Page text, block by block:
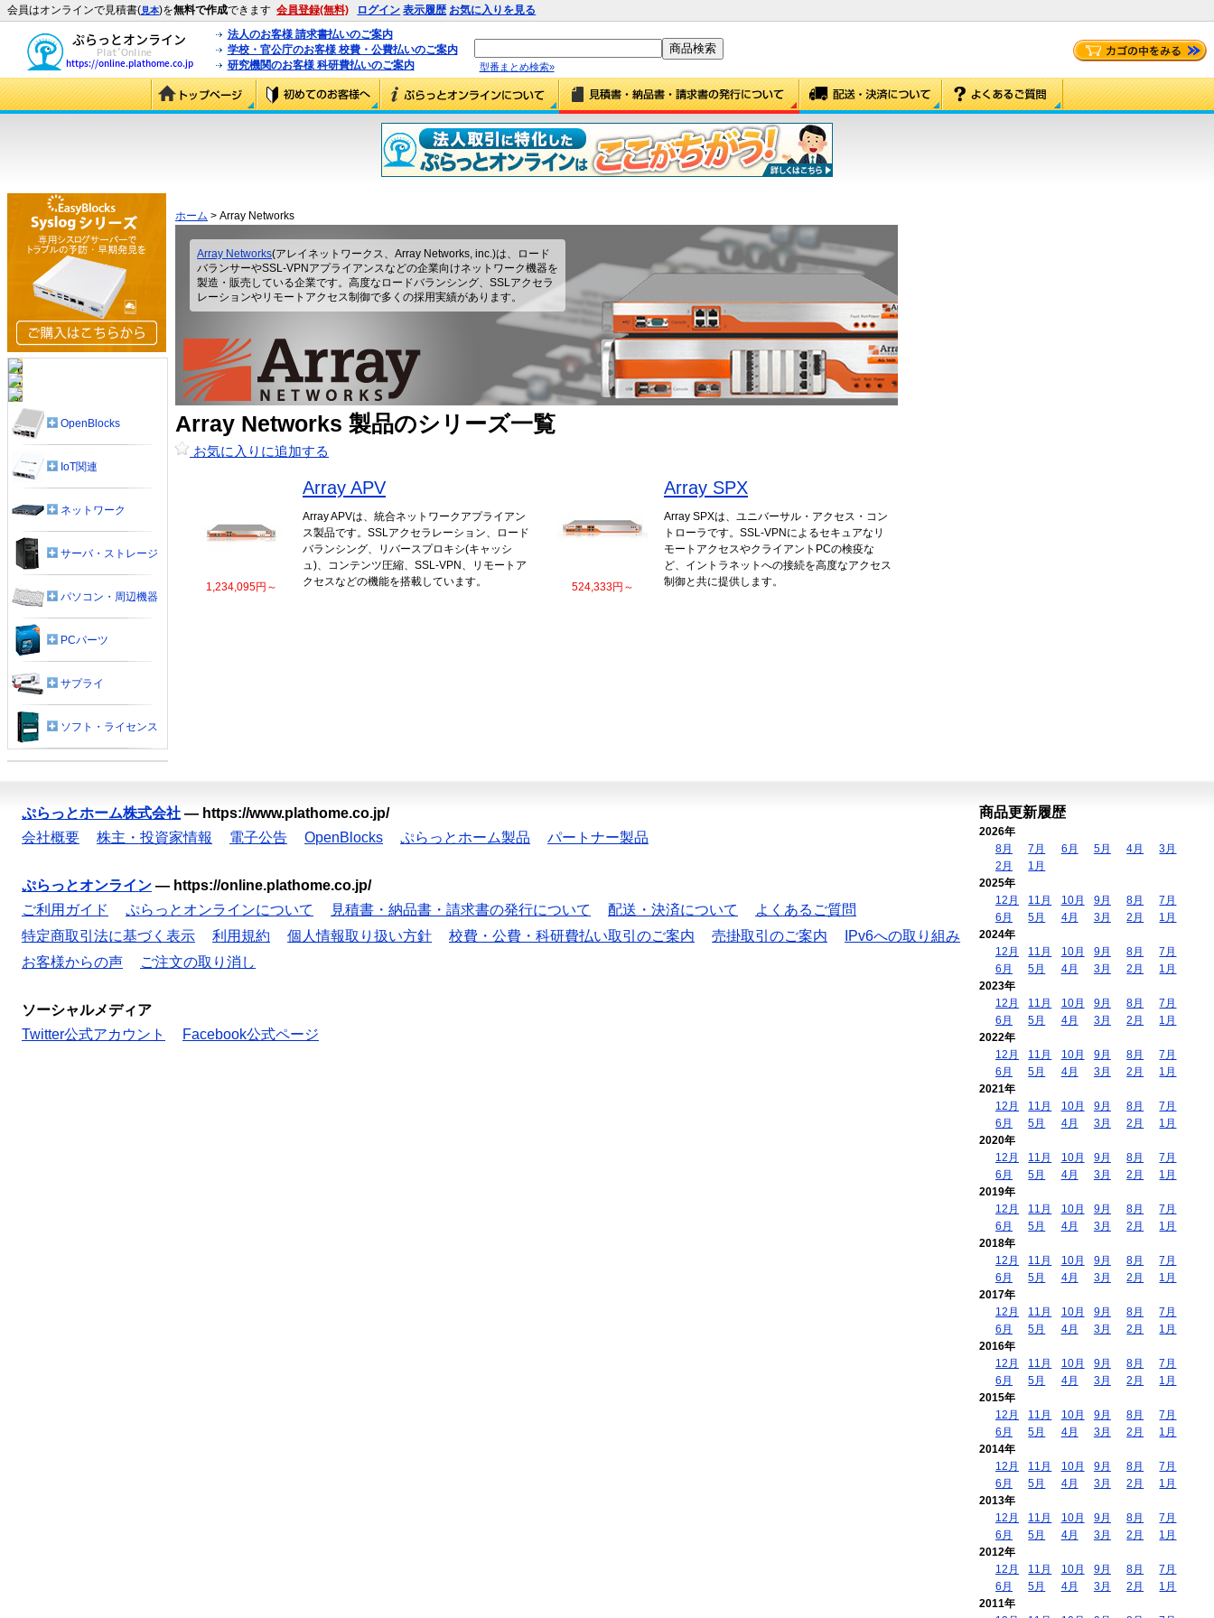
会員はオンラインで見積書(見本)を無料で作成できます 会員登録(無料) ログイン 表示履歴 お気に入りを見る
法人のお客様 請求書払いのご案内
学校・官公庁のお客様 校費・公費払いのご案内
研究機関のお客様 科研費払いのご案内
型番まとめ検索»
ホーム > Array Networks
Array Networks(アレイネットワークス、Array Networks, inc.)は、ロード
バランサーやSSL-VPNアプライアンスなどの企業向けネットワーク機器を
製造・販売している企業です。高度なロードバランシング、SSLアクセラ
レーションやリモートアクセス制御で多くの採用実績があります。
Array Networks 製品のシリーズ一覧
お気に入りに追加する
1,234,095円～
Array APV
Array APVは、統合ネットワークアプライアン
ス製品です。SSLアクセラレーション、ロード
バランシング、リバースプロキシ(キャッシ
ュ)、コンテンツ圧縮、SSL-VPN、リモートア
クセスなどの機能を搭載しています。
524,333円～
Array SPX
Array SPXは、ユニバーサル・アクセス・コン
トローラです。SSL-VPNによるセキュアなリ
モートアクセスやクライアントPCの検疫な
ど、イントラネットへの接続を高度なアクセス
制御と共に提供します。
OpenBlocks
IoT関連
ネットワーク
サーバ・ストレージ
パソコン・周辺機器
PCパーツ
サプライ
ソフト・ライセンス
ぷらっとホーム株式会社 — https://www.plathome.co.jp/
会社概要
株主・投資家情報 電子公告 OpenBlocks ぷらっとホーム製品 パートナー製品
ぷらっとオンライン — https://online.plathome.co.jp/
ご利用ガイド
ぷらっとオンラインについて 見積書・納品書・請求書の発行について 配送・決済について
よくあるご質問
特定商取引法に基づく表示
利用規約 個人情報取り扱い方針 校費・公費・科研費払い取引のご案内 売掛取引のご案内
IPv6への取り組み
お客様からの声
ご注文の取り消し
ソーシャルメディア
Twitter公式アカウント
Facebook公式ページ
商品更新履歴
2026年
8月
7月 6月 5月 4月
3月
2月
1月
2025年
12月
11月 10月 9月 8月
7月
6月
5月 4月 3月 2月
1月
2024年
12月
11月 10月 9月 8月
7月
6月
5月 4月 3月 2月
1月
2023年
12月
11月 10月 9月 8月
7月
6月
5月 4月 3月 2月
1月
2022年
12月
11月 10月 9月 8月
7月
6月
5月 4月 3月 2月
1月
2021年
12月
11月 10月 9月 8月
7月
6月
5月 4月 3月 2月
1月
2020年
12月
11月 10月 9月 8月
7月
6月
5月 4月 3月 2月
1月
2019年
12月
11月 10月 9月 8月
7月
6月
5月 4月 3月 2月
1月
2018年
12月
11月 10月 9月 8月
7月
6月
5月 4月 3月 2月
1月
2017年
12月
11月 10月 9月 8月
7月
6月
5月 4月 3月 2月
1月
2016年
12月
11月 10月 9月 8月
7月
6月
5月 4月 3月 2月
1月
2015年
12月
11月 10月 9月 8月
7月
6月
5月 4月 3月 2月
1月
2014年
12月
11月 10月 9月 8月
7月
6月
5月 4月 3月 2月
1月
2013年
12月
11月 10月 9月 8月
7月
6月
5月 4月 3月 2月
1月
2012年
12月
11月 10月 9月 8月
7月
6月
5月 4月 3月 2月
1月
2011年